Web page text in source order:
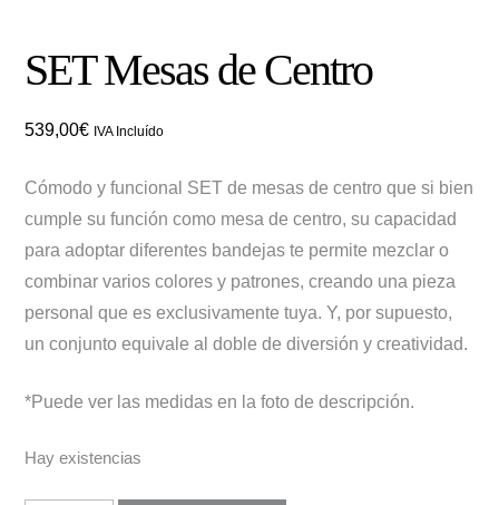
SET Mesas de Centro
539,00€ IVA Incluído
Cómodo y funcional SET de mesas de centro que si bien
cumple su función como mesa de centro, su capacidad
para adoptar diferentes bandejas te permite mezclar o
combinar varios colores y patrones, creando una pieza
personal que es exclusivamente tuya. Y, por supuesto,
un conjunto equivale al doble de diversión y creatividad.
*Puede ver las medidas en la foto de descripción.
Hay existencias